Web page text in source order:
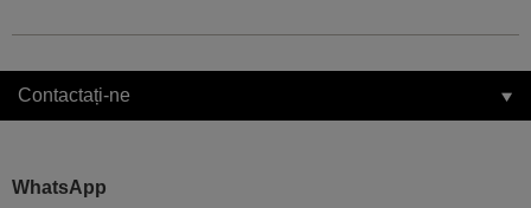
Contactați-ne
WhatsApp